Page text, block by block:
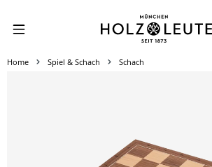
Zum Hauptinhalt springen
Home Spiel & Schach Schach